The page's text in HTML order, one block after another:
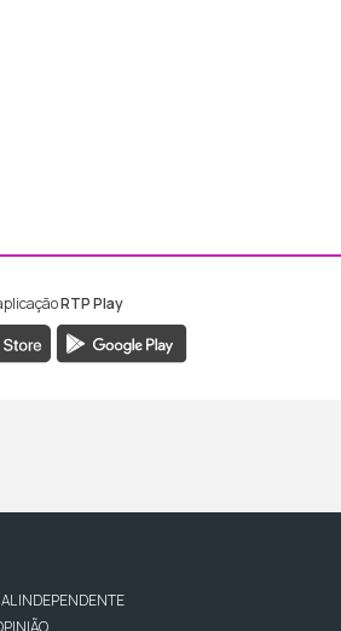
Madeira
RTP Play
INDEPENDENTE